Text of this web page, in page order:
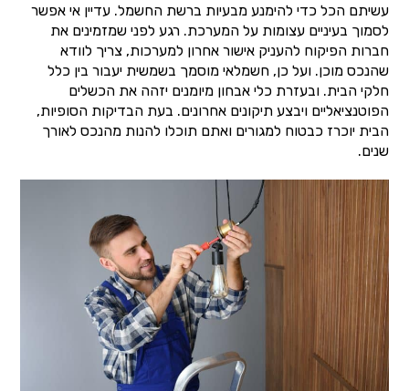
עשיתם הכל כדי להימנע מבעיות ברשת החשמל. עדיין אי אפשר
לסמוך בעיניים עצומות על המערכת. רגע לפני שמזמינים את
חברות הפיקוח להעניק אישור אחרון למערכות, צריך לוודא
שהנכס מוכן. ועל כן, חשמלאי מוסמך בשמשית יעבור בין כלל
חלקי הבית. ובעזרת כלי אבחון מיומנים יזהה את הכשלים
הפוטנציאליים ויבצע תיקונים אחרונים. בעת הבדיקות הסופיות,
הבית יוכרז כבטוח למגורים ואתם תוכלו להנות מהנכס לאורך
שנים.